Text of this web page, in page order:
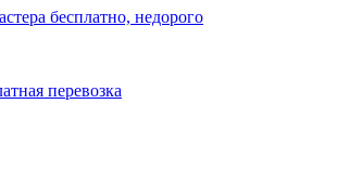
бесплатно, недорого
перевозка